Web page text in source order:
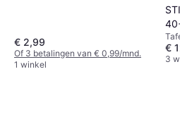
€ 2,99
Of 3 betalingen van € 0,99/mnd.
1 winkel
€
3